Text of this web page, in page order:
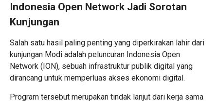
Indonesia Open Network Jadi Sorotan
Kunjungan
Salah satu hasil paling penting yang diperkirakan lahir dari
kunjungan Modi adalah peluncuran Indonesia Open
Network (ION), sebuah infrastruktur publik digital yang
dirancang untuk memperluas akses ekonomi digital.
Program tersebut merupakan tindak lanjut dari kerja sama